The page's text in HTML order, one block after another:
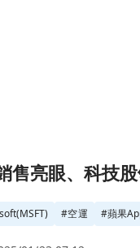
指數全數上漲頁面
售亮眼、科技
#空運 #蘋果